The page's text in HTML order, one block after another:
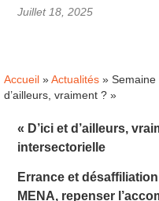
Juillet 18, 2025
Accueil » Actualités » Semaine
d’ailleurs, vraiment ? »
« D’ici et d’ailleurs,
intersectorielle
Errance et
MENA, repenser